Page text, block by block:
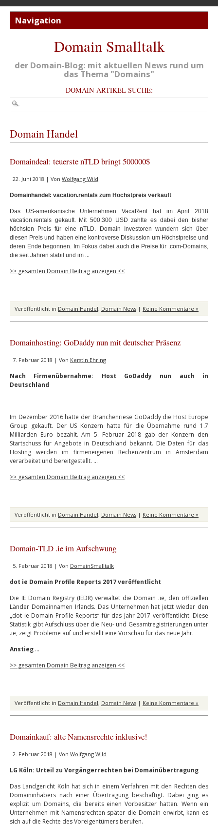
Domain Smalltalk
der Domain-Blog: mit aktuellen News rund um
das Thema "Domains"
DOMAIN-ARTIKEL SUCHE:
Domain Handel
Domaindeal: teuerste nTLD bringt 500000$
22. Juni 2018 | Von Wolfgang Wild
Domainhandel: vacation.rentals zum Höchstpreis verkauft
Das US-amerikanische Unternehmen VacaRent hat im April 2018
vacation.rentals gekauft. Mit 500.300 USD zahlte es dabei den bisher
höchsten Preis für eine nTLD. Domain Investoren wundern sich über
diesen Preis und haben eine kontroverse Diskussion um Höchstpreise und
deren Ende begonnen. Im Fokus dabei auch die Preise für .com-Domains,
die seit Jahren stabil und im …
>> gesamten Domain Beitrag anzeigen <<
Veröffentlicht in Domain Handel, Domain News | Keine Kommentare »
Domainhosting: GoDaddy nun mit deutscher Präsenz
7. Februar 2018 | Von Kerstin Ehring
Nach Firmenübernahme: Host GoDaddy nun auch in
Deutschland
Im Dezember 2016 hatte der Branchenriese GoDaddy die Host Europe
Group gekauft. Der US Konzern hatte für die Übernahme rund 1.7
Milliarden Euro bezahlt. Am 5. Februar 2018 gab der Konzern den
Startschuss für Angebote in Deutschland bekannt. Die Daten für das
Hosting werden im firmeneigenen Rechenzentrum in Amsterdam
verarbeitet und bereitgestellt. …
>> gesamten Domain Beitrag anzeigen <<
Veröffentlicht in Domain Handel, Domain News | Keine Kommentare »
Domain-TLD .ie im Aufschwung
5. Februar 2018 | Von DomainSmalltalk
dot ie Domain Profile Reports 2017 veröffentlicht
Die IE Domain Registry (IEDR) verwaltet die Domain .ie, den offiziellen
Länder Domainnamen Irlands. Das Unternehmen hat jetzt wieder den
„dot ie Domain Profile Reports“ für das Jahr 2017 veröffentlicht. Diese
Statistik gibt Aufschluss über die Neu- und Gesamtregistrierungen unter
.ie, zeigt Probleme auf und erstellt eine Vorschau für das neue Jahr.
Anstieg …
>> gesamten Domain Beitrag anzeigen <<
Veröffentlicht in Domain Handel, Domain News | Keine Kommentare »
Domainkauf: alte Namensrechte inklusive!
2. Februar 2018 | Von Wolfgang Wild
LG Köln: Urteil zu Vorgängerrechten bei Domainübertragung
Das Landgericht Köln hat sich in einem Verfahren mit den Rechten des
Domaininhabers nach einer Übertragung beschäftigt. Dabei ging es
explizit um Domains, die bereits einen Vorbesitzer hatten. Wenn ein
Unternehmen mit Namensrechten später die Domain erwirbt, kann es
sich auf die Rechte des Voreigentümers berufen.